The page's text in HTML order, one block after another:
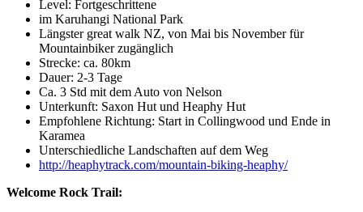
Level: Fortgeschrittene
im Karuhangi National Park
Längster great walk NZ, von Mai bis November für
Mountainbiker zugänglich
Strecke: ca. 80km
Dauer: 2-3 Tage
Ca. 3 Std mit dem Auto von Nelson
Unterkunft: Saxon Hut und Heaphy Hut
Empfohlene Richtung: Start in Collingwood und Ende in
Karamea
Unterschiedliche Landschaften auf dem Weg
http://heaphytrack.com/mountain-biking-heaphy/
Welcome Rock Trail: